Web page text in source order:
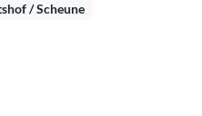
/ Scheune